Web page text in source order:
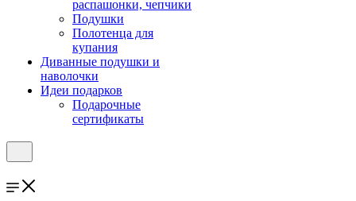
распашонки, чепчики
Подушки
Полотенца для
купания
Диванные подушки и
наволочки
Идеи подарков
Подарочные
сертификаты